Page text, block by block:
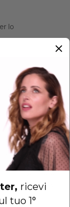
lo
Team, le matite
Italia.
verso la qualità
italiani certificati
se volete
su Mission &
ricevi
tuo 1°